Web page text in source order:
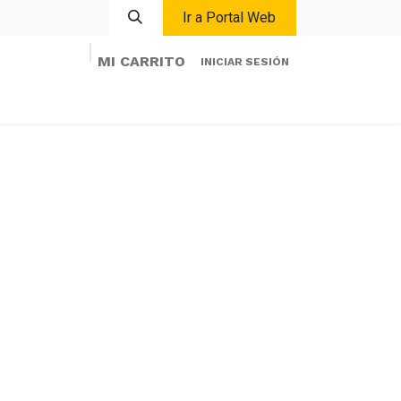
Ir a Portal Web
MI CARRITO INICIAR SESIÓN